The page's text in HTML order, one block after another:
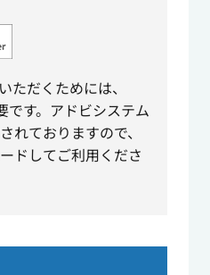
ただくためには、
す。アドビシステム
れておりますので、
ドしてご利用くださ